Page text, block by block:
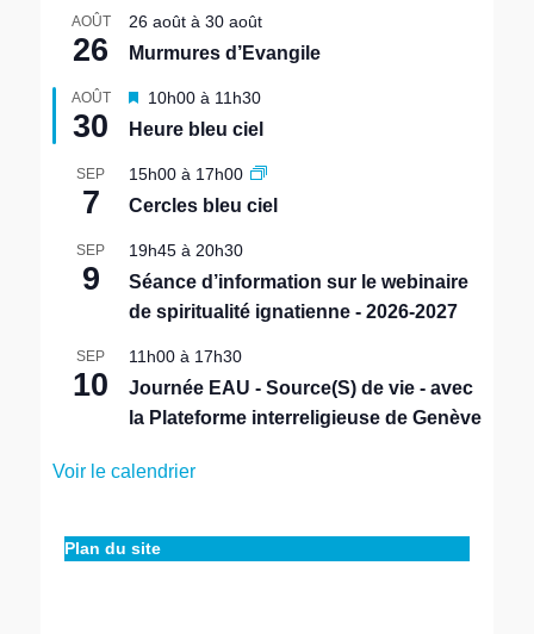
AOÛT
26
26 août à 30 août
Murmures d’Evangile
AOÛT
30
M
s
e
a
a
n
10h00 à 11h30
Heure bleu ciel
SEP
7
15h00 à 17h00
Cercles bleu ciel
SEP
9
19h45 à 20h30
Séance d’information sur le webinaire
de spiritualité ignatienne - 2026-2027
SEP
10
11h00 à 17h30
Journée EAU - Source(S) de vie - avec
la Plateforme interreligieuse de Genève
Voir le calendrier
Plan du site